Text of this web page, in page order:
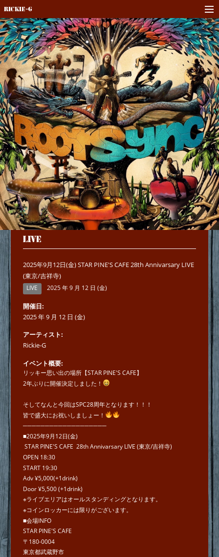
Rickie-G
LIVE
2025年9月12日(金) STAR PINE'S CAFE 28th Annivarsary LIVE
(東京/吉祥寺)
LIVE 2025 年 9 月 12 日 (金)
開催日
2025 年 9 月 12 日 (金)
アーティスト
Rickie-G
イベント概要
リッキー思い出の場所【STAR PINE'S CAFE】
2年ぶりに開催決定しました！
そしてなんと今回はSPC28周年となります！！！
皆で盛大にお祝いしましょー！
───────────────────
■2025年9月12日(金)
STAR PINE'S CAFE 28th Annivarsary LIVE (東京/吉祥寺)
OPEN 18:30
START 19:30
Adv ¥5,000(+1drink)
Door ¥5,500 (+1drink)
※ライブエリアはオールスタンディングとなります。
※コインロッカーには限りがございます。
■会場INFO
STAR PINE'S CAFE
〒180-0004
東京都武蔵野市